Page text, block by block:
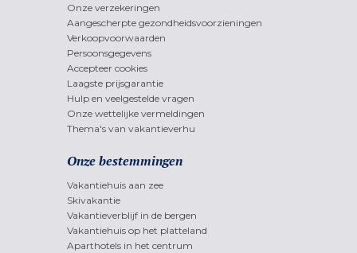
Onze verzekeringen
Aangescherpte gezondheidsvoorzieningen
Verkoopvoorwaarden
Persoonsgegevens
Accepteer cookies
Laagste prijsgarantie
Hulp en veelgestelde vragen
Onze wettelijke vermeldingen
Thema's van vakantieverhu
Onze bestemmingen
Vakantiehuis aan zee
Skivakantie
Vakantieverblijf in de bergen
Vakantiehuis op het platteland
Aparthotels in het centrum